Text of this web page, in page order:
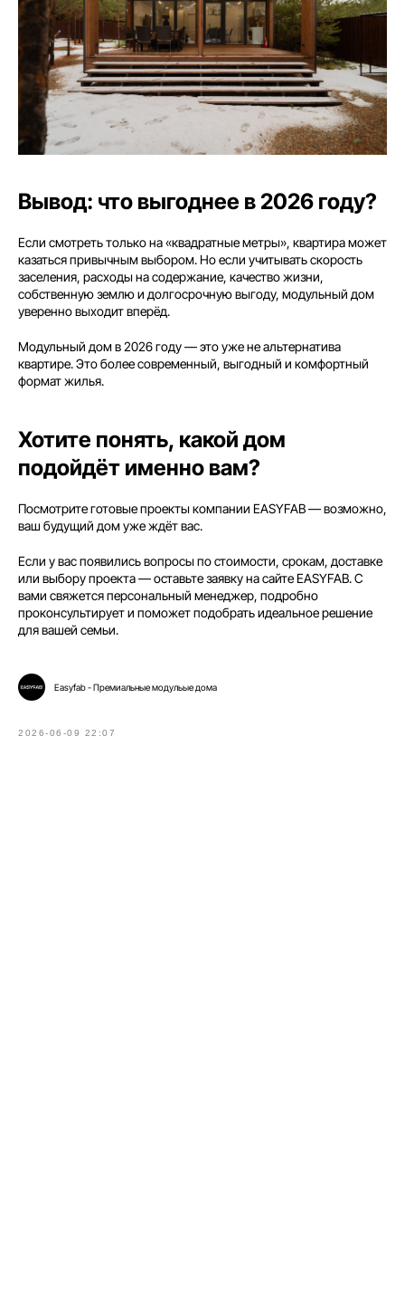
Вывод: что выгоднее в 2026 году?
Если смотреть только на «квадратные метры», квартира может
казаться привычным выбором. Но если учитывать скорость
заселения, расходы на содержание, качество жизни,
собственную землю и долгосрочную выгоду, модульный дом
уверенно выходит вперёд.
Модульный дом в 2026 году — это уже не альтернатива
квартире. Это более современный, выгодный и комфортный
формат жилья.
Хотите понять, какой дом
подойдёт именно вам?
Посмотрите готовые проекты компании EASYFAB — возможно,
ваш будущий дом уже ждёт вас.
Если у вас появились вопросы по стоимости, срокам, доставке
или выбору проекта — оставьте заявку на сайте EASYFAB. С
вами свяжется персональный менеджер, подробно
проконсультирует и поможет подобрать идеальное решение
для вашей семьи.
Easyfab - Премиальные модульые дома
2026-06-09 22:07
8 (800) 301-65-42
Звонок по России бесплатный
Главная
Отзывы
Что входит в стоимость
Проекты
Преимущества
Вопросы
Контакты
Блог
Безопасность
Дома
EASY60
EASY40
Полезное
Политика конфиденциальности
EASY120
EASY110